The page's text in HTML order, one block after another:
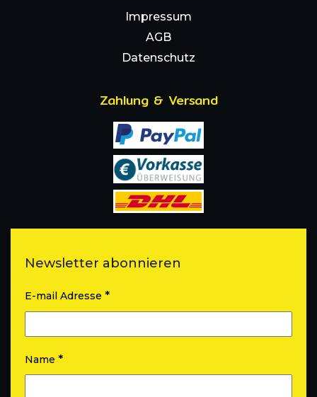
Impressum
AGB
Datenschutz
Zahlung & Versand
Newsletter abonnieren
E-mail Adresse *
Name *